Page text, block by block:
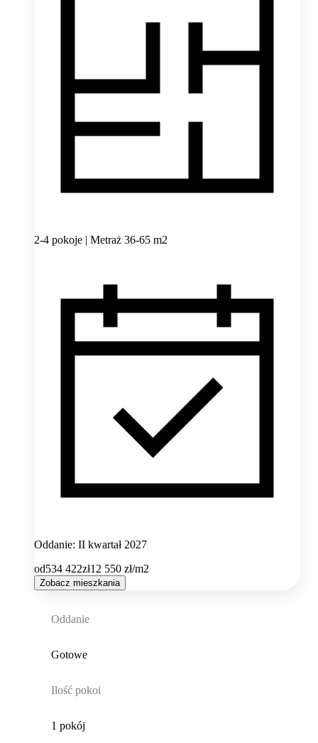
2-4 pokoje | Metraż 36-65 m2
Oddanie: II kwartał 2027
od534 422zł12 550 zł/m2
Zobacz mieszkania
Oddanie
Gotowe
Ilość pokoi
1 pokój